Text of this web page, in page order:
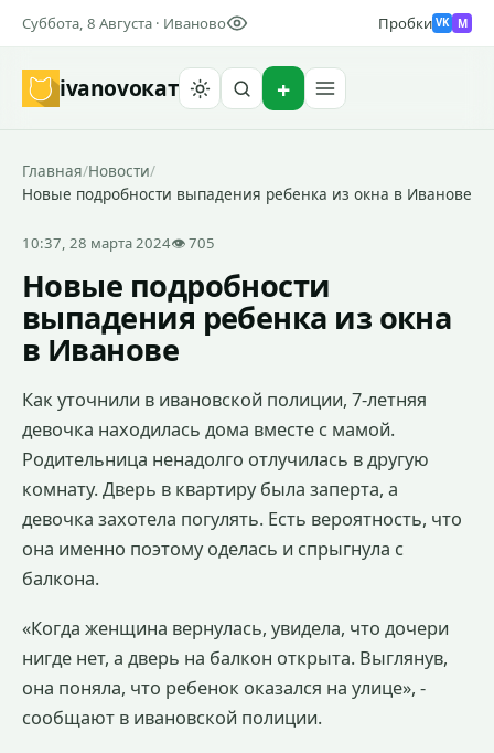
Суббота, 8 Августа · Иваново Пробки VK M
ivanovoкат
Главная/Новости/
Новые подробности выпадения ребенка из окна в Иванове
10:37, 28 марта 2024👁 705
Новые подробности
выпадения ребенка из окна
в Иванове
Как уточнили в ивановской полиции, 7-летняя
девочка находилась дома вместе с мамой.
Родительница ненадолго отлучилась в другую
комнату. Дверь в квартиру была заперта, а
девочка захотела погулять. Есть вероятность, что
она именно поэтому оделась и спрыгнула с
балкона.
«Когда женщина вернулась, увидела, что дочери
нигде нет, а дверь на балкон открыта. Выглянув,
она поняла, что ребенок оказался на улице», -
сообщают в ивановской полиции.